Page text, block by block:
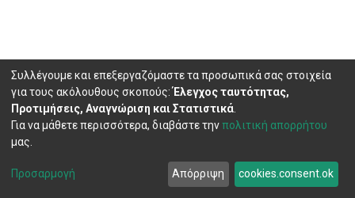
Cookie
End User
Agreement
Send
Feedback
Συλλέγουμε και επεξεργαζόμαστε τα προσωπικά σας στοιχεία
για τους ακόλουθους σκοπούς:Έλεγχος ταυτότητας,
Προτιμήσεις, Αναγνώριση και Στατιστικά
Για να μάθετε περισσότερα, διαβάστε τηνπολιτική απορρήτου
μας.
Προσαρμογή Απόρριψη cookies.consent.ok